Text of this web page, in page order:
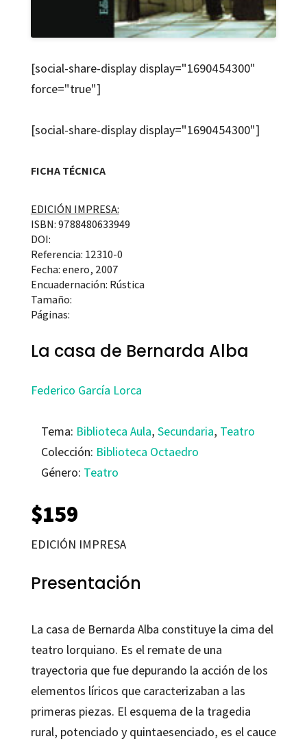
[social-share-display display="1690454300"
force="true"]
[social-share-display display="1690454300"]
FICHA TÉCNICA
EDICIÓN IMPRESA:
ISBN: 9788480633949
DOI:
Referencia: 12310-0
Fecha: enero, 2007
Encuadernación: Rústica
Tamaño:
Páginas:
La casa de Bernarda Alba
Federico García Lorca
Tema: Biblioteca Aula, Secundaria, Teatro
Colección: Biblioteca Octaedro
Género: Teatro
$159
EDICIÓN IMPRESA
Presentación
La casa de Bernarda Alba constituye la cima del
teatro lorquiano. Es el remate de una
trayectoria que fue depurando la acción de los
elementos líricos que caracterizaban a las
primeras piezas. El esquema de la tragedia
rural, potenciado y quintaesenciado, es el cauce